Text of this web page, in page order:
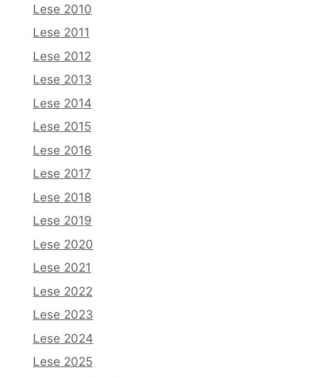
Lese 2010
Lese 2011
Lese 2012
Lese 2013
Lese 2014
Lese 2015
Lese 2016
Lese 2017
Lese 2018
Lese 2019
Lese 2020
Lese 2021
Lese 2022
Lese 2023
Lese 2024
Lese 2025